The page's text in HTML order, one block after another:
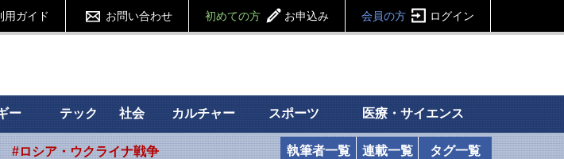
用ガイド お問い合わせ 初めての方 お申込み 会員の方 ログイン
ー テック 社会 カルチャー スポーツ 医療・サイエンス
#ロシア・ウクライナ戦争 執筆者一覧 連載一覧 タグ一覧